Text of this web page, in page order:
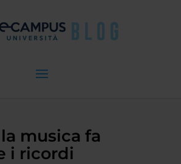
musica fa
i ricordi